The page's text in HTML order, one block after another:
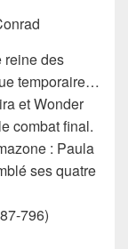
reine des
temporaire…
et Wonder
combat final.
: Paula
ses quatre
796)